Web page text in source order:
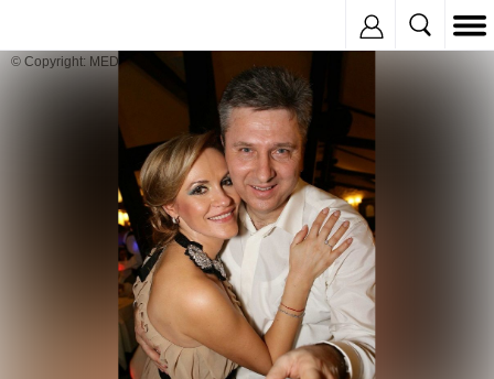
© Copyright: MEDIAFAX